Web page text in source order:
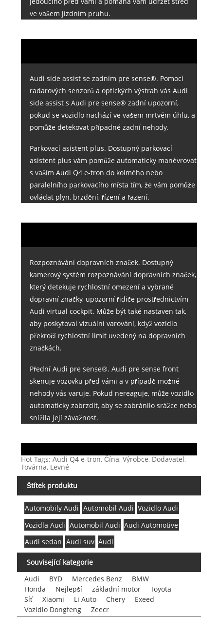
ve vašem jízdním pruhu.
Audi side assist se zadním pre sense®. Pomocí
radarových senzorů a optických výstrah vás Audi
side assist s Audi pre sense® zadní upozorní,
pokud se vozidlo nachází ve vašem mrtvém úhlu, a
pomůže detekovat případné zadní nehody.
Parkovací asistent plus. Dostupný parkovací
asistent plus vám pomůže automaticky manévrovat
s vaším Audi Q4 e-tron do kolmého nebo
paralelního parkovacího místa tím, že vám pomůže
ovládat plyn, brzdění, řízení a řazení.
Rozpoznávání dopravních značek. Dostupný
kamerový systém rozpoznávání dopravních značek,
který detekuje rychlostní omezení a vybrané
dopravní značky, upozorní řidiče prostřednictvím
Audi virtual cockpit. Může být také nastaven tak,
aby poskytoval vizuální varování, když vozidlo
překročí rychlostní limit uvedený na dopravních
značkách.
Přední Audi pre sense®. Audi pre sense front
skenuje vozovku před vámi a v případě možné
nehody vás varuje. Pokud nereaguje, může vozidlo
automaticky zabrzdit, aby se zabránilo srážce nebo
snížila její závažnost.
Hot Tags: Audi Q4 e-tron, Čína, Výrobce, Dodavatel,
Továrna, Levné
Štítek produktu
Automobily Audi Automobil Audi Vozidlo Audi
Vozidla Audi Automobil Audi Audi Automotive
Audi sedan Audi suv Audi
Související kategorie
Audi
BYD Mercedes Benz
BMW
Honda
Nejlepší základní motor
Toyota
Síť
Xiaomi Li Auto Chery
Exeed
Vozidlo Dongfeng
Zeecr